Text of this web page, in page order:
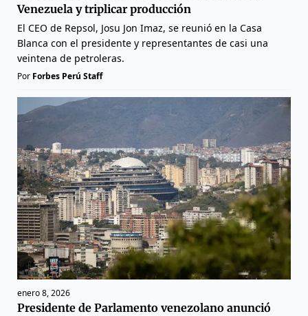
Venezuela y triplicar producción
El CEO de Repsol, Josu Jon Imaz, se reunió en la Casa
Blanca con el presidente y representantes de casi una
veintena de petroleras.
Por Forbes Perú Staff
enero 8, 2026
Presidente de Parlamento venezolano anunció